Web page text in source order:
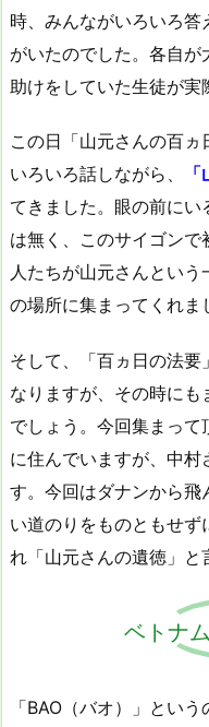
時、みんながいろいろ
がいたのでした。各自が
助けをしていた生徒が実
この日「山元さんの百
いろいろ話しながら、
てきました。眼の前にい
は無く、このサイゴン
人たちが山元さんとい
の場所に集まってくれま
そして、「百ヵ日の法
なりますが、その時にも
でしょう。今回集まっ
に住んでいますが、中村
す。今回はダナンから飛
い道のりをものともせず
れ「山元さんの遺徳」と
ベトナ
「BAO（バオ）」とい